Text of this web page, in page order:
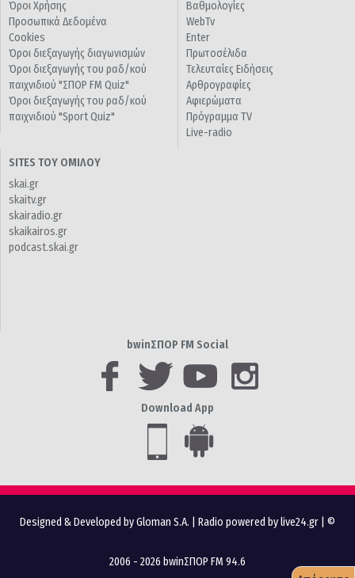
Όροι Χρήσης
Προσωπικά Δεδομένα
Cookies
Όροι διεξαγωγής διαγωνισμών
Όροι διεξαγωγής του ραδ/κού
παιχνιδιού "ΣΠΟΡ FM Quiz"
Όροι διεξαγωγής του ραδ/κού
παιχνιδιού "Sport Quiz"
Βαθμολογίες
WebTv
Enter
Πρωτοσέλιδα
Τελευταίες Ειδήσεις
Αρθρογραφίες
Αφιερώματα
Πρόγραμμα TV
Live-radio
SITES ΤΟΥ ΟΜΙΛΟΥ
skai.gr
skaitv.gr
skairadio.gr
skaikairos.gr
podcast.skai.gr
bwinΣΠΟΡ FM Social
Download App
Designed & Developed by Gloman S.A. Radio powered by live24.gr | ©
2006 - 2026 bwinΣΠΟΡ FM 94.6